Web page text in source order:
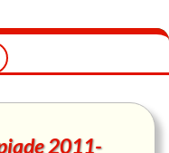
2011-